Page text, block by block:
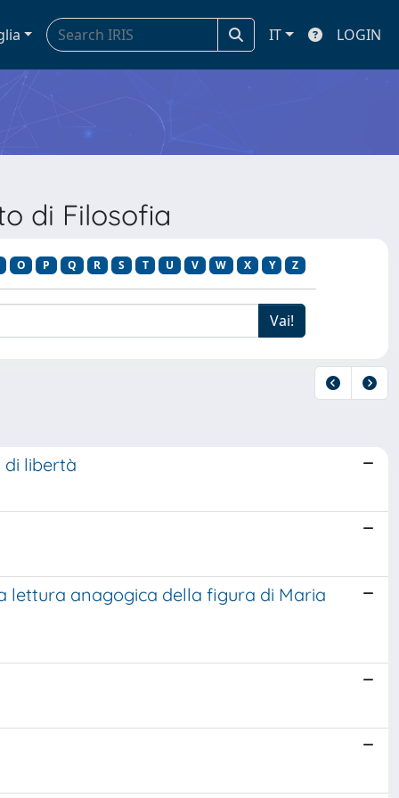
IT LOGIN
di Filosofia
O P Q R S T U V W X Y Z
di libertà
lettura anagogica della figura di Maria